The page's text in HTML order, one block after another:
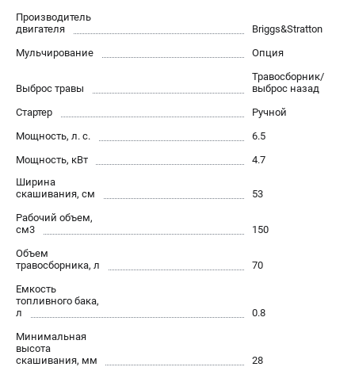
О компании
Новости
Юридическим лицам
Пользовательское соглашение
Способы оплаты
САДОВАЯ ТЕХНИКА
Аэраторы и скарификаторы
Газонокосилки
Принадлежности и аксессуары
Садовые райдеры
Средства защиты
Триммеры и мотокосы
Производитель
двигателя
Briggs&Stratton
Мульчирование
Опция
Выброс травы
Травосборник/
выброс назад
Стартер
Ручной
Мощность, л. с.
6.5
Мощность, кВт
4.7
Ширина
скашивания, см
53
Рабочий объем,
см3
150
Объем
травосборника, л
70
Емкость
топливного бака,
л
0.8
Минимальная
высота
скашивания, мм
28